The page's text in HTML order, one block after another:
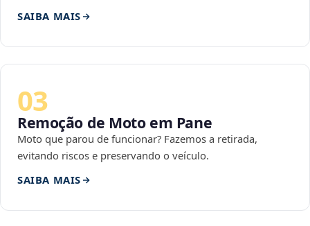
SAIBA MAIS
03
Remoção de Moto em Pane
Moto que parou de funcionar? Fazemos a retirada,
evitando riscos e preservando o veículo.
SAIBA MAIS